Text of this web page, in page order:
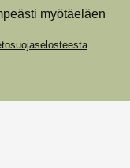
myötäeläen